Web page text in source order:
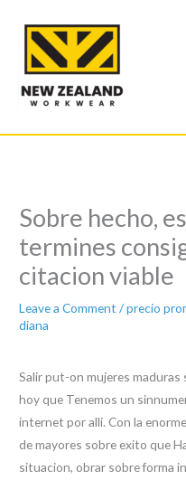
content
Sobre hecho,
termines
citacion viable
Leave a Comment /precio
diana
Salir put-on mujeres maduras
hoy que Tenemos un
internet por alli. Con la
de mayores sobre exito que
situacion, obrar sobre forma